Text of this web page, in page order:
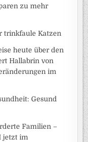
zu mehr
trinkfaule Katzen
heute über den
Hallabrin von
im
Gesund
Familien –
jetzt im